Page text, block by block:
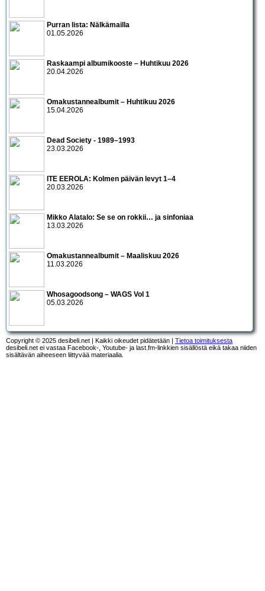
Purran lista: Nälkämailla
01.05.2026
Raskaampi albumikooste – Huhtikuu 2026
20.04.2026
Omakustannealbumit – Huhtikuu 2026
15.04.2026
Dead Society - 1989–1993
23.03.2026
ITE EEROLA: Kolmen päivän levyt 1–4
20.03.2026
Mikko Alatalo: Se se on rokkii… ja sinfoniaa
13.03.2026
Omakustannealbumit – Maaliskuu 2026
11.03.2026
Whosagoodsong – WAGS Vol 1
05.03.2026
Copyright © 2025 desibeli.net | Kaikki oikeudet pidätetään | Tietoa toimituksesta
desibeli.net ei vastaa Facebook-, Youtube- ja last.fm-linkkien sisällöstä eikä takaa niiden
sisältävän aiheeseen liittyvää materiaalia.